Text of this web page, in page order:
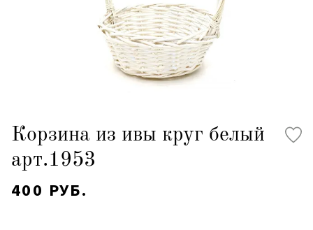
Корзина из ивы круг белый
арт.1953
400 РУБ.